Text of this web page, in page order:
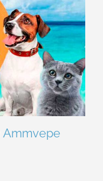
Ammvepe